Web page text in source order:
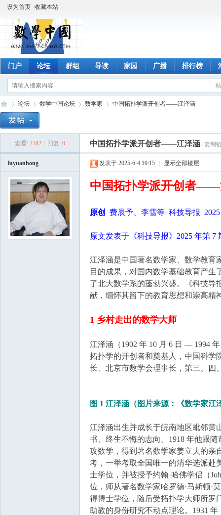
设为首页 收藏本站
门户 论坛 群组 导读 家园 广播 排行榜
论坛
›
数学中国论坛 数学家
›
中国拓扑学派开创者——江泽涵
查看: 2382 回复: 0 中国拓扑学派开创者——江泽涵 [复制
luyuanhong 发表于 2025-6-4 19:15 显示全部楼层
中国拓扑学派开创者——
原创 费辰予、李雪等 科技导报 2025
原文发表于《科技导报》2025 年第
江泽涵是中国著名数学家、数学教育
目的成果，对国内数学基础教育产
了北大数学系的蓬勃兴盛。《科技导
献，缅怀其留下的教育思想和崇高精
1 乡村走出的数学大师
江泽涵（1902 年 10 月 6 日 — 1994
拓扑学的开创者和奠基人，中国科学
长、北京市数学会理事长，第三、四
图 1 江泽涵（图片来源：《数学家
江泽涵出生并成长于皖南地区毗邻黄
书、终生不悔的志向。1918 年他跟
攻数学，得到著名数学家姜立夫的亲
考，一举考取全国唯一的清华选派赴
士学位，并被授予约翰·哈佛学侣（
位，师从著名数学家哈罗德·马斯顿·
得博士学位，随后受拓扑学大师所罗
助教的身份研究不动点理论。1931